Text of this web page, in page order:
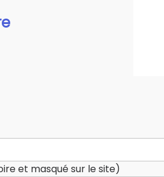
et masqué sur le site)